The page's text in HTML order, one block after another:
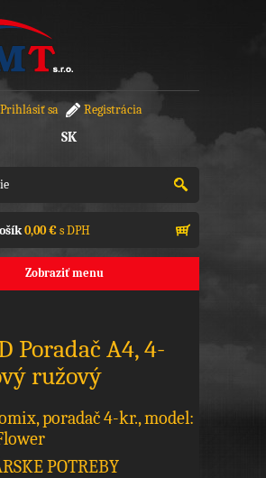
Prihlásiť sa Registrácia
SK
0,00 €s DPH
Zobraziť menu
Poradač A4, 4-
ružový
poradač 4-kr., model:
POTREBY